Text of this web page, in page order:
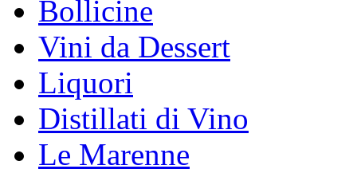
Bollicine
Vini da Dessert
Liquori
Distillati di Vino
Le Marenne